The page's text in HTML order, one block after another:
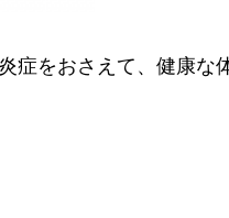
症をおさえて、健康な